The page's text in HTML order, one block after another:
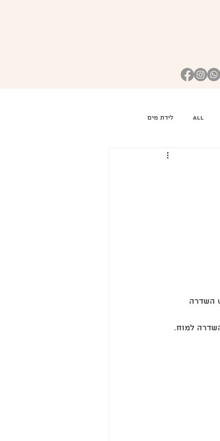
all לידת מים
השדרה
למוח.